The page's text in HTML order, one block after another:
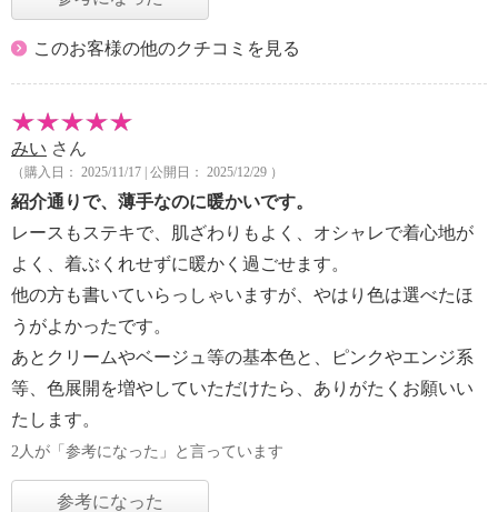
このお客様の他のクチコミを見る
みい さん
（購入日： 2025/11/17 | 公開日： 2025/12/29 ）
紹介通りで、薄手なのに暖かいです。
レースもステキで、肌ざわりもよく、オシャレで着心地が
よく、着ぶくれせずに暖かく過ごせます。
他の方も書いていらっしゃいますが、やはり色は選べたほ
うがよかったです。
あとクリームやベージュ等の基本色と、ピンクやエンジ系
等、色展開を増やしていただけたら、ありがたくお願いい
たします。
2人が「参考になった」と言っています
参考になった